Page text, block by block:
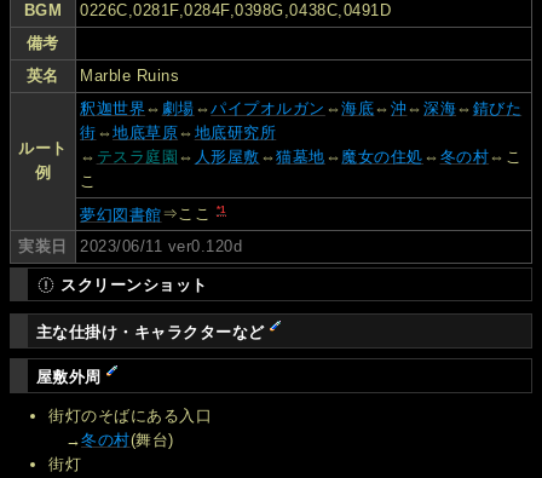
BGM
0226C,0281F,0284F,0398G,0438C,0491D
備考
英名
Marble Ruins
ルート
例
釈迦世界 ⇔ 劇場 ⇔パイプオルガン ⇔海底 ⇔ 沖 ⇔深海 ⇔ 錆びた
街 ⇔地底草原 ⇔ 地底研究所
⇔ テスラ庭園 ⇔ 人形屋敷 ⇔猫墓地 ⇔ 魔女の住処 ⇔ 冬の村 ⇔こ
こ
夢幻図書館⇒ここ *1
実装日 2023/06/11 ver0.120d
スクリーンショット
主な仕掛け・キャラクターなど
屋敷外周
街灯のそばにある入口
→冬の村(舞台)
街灯